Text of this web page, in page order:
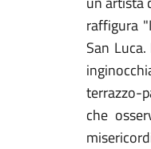
raffigura
San
terrazzo-
che